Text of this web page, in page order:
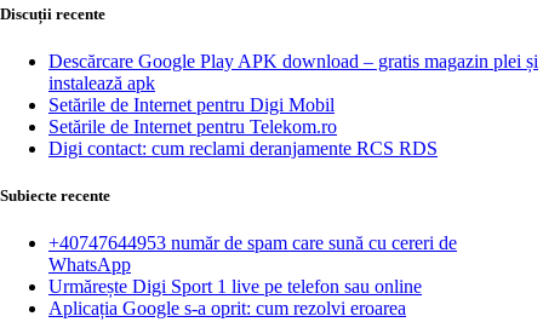
Discuții recente
Descărcare Google Play APK download – gratis magazin plei și
instalează apk
Setările de Internet pentru Digi Mobil
Setările de Internet pentru Telekom.ro
Digi contact: cum reclami deranjamente RCS RDS
Subiecte recente
+40747644953 număr de spam care sună cu cereri de
WhatsApp
Urmărește Digi Sport 1 live pe telefon sau online
Aplicația Google s-a oprit: cum rezolvi eroarea